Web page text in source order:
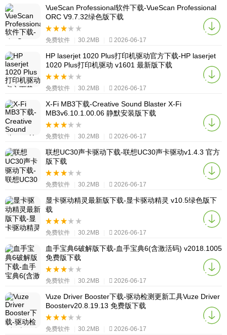
VueScan Professional软件下载-VueScan Professional
ORC V9.7.32绿色版下载
免费软件 30.2MB 2026-06-17
HP laserjet 1020 Plus打印机驱动官方下载-HP laserjet
1020 Plus打印机驱动 v1601 最新版下载
免费软件 30.2MB 2026-06-17
X-Fi MB3下载-Creative Sound Blaster X-Fi
MB3v6.10.1.00.06 静默安装版下载
免费软件 30.2MB 2026-06-17
联想UC30声卡驱动下载-联想UC30声卡驱动v1.4.3 官方
版下载
免费软件 30.2MB 2026-06-17
显卡驱动精灵最新版下载-显卡驱动精灵 v10.5绿色版下
载
免费软件 30.2MB 2026-06-17
血手宝典6破解版下载-血手宝典6(含激活码) v2018.1005
免费版下载
免费软件 30.2MB 2026-06-17
Vuze Driver Booster下载-驱动检测更新工具Vuze Driver
Boosterv20.8.19.13 免费版下载
免费软件 30.2MB 2026-06-17